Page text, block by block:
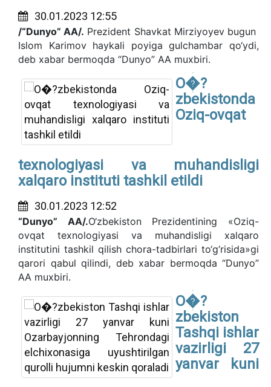
30.01.2023 12:55
/“Dunyo” AA/. Prezident Shavkat Mirziyoyev bugun
Islom Karimov haykali poyiga gulchambar qo‘ydi,
deb xabar bermoqda “Dunyo” AA muxbiri.
O�?
zbekistonda
Oziq-ovqat
texnologiyasi va muhandisligi
xalqaro instituti tashkil etildi
30.01.2023 12:52
“Dunyo” AA/.O‘zbekiston Prezidentining «Oziq-
ovqat texnologiyasi va muhandisligi xalqaro
institutini tashkil qilish chora-tadbirlari to‘g‘risida»gi
qarori qabul qilindi, deb xabar bermoqda “Dunyo”
AA muxbiri.
O�?
zbekiston
Tashqi ishlar
vazirligi 27
yanvar kuni